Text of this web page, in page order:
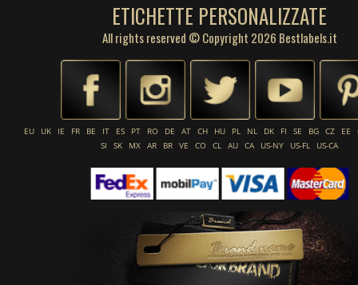
ETICHETTE PERSONALIZZATE
All rights reserved © Copyright 2026 Bestlabels.it
EU UK IE FR BE IT ES PT RO DE AT CH HU PL NL DK FI SE BG CZ EE
SI
SK MX AR BR VE CO CL AU CA US-NY US-FL US-CA